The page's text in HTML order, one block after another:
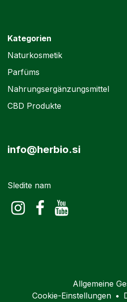
Kategorien
Naturkosmetik
Parfüms
Nahrungsergänzungsmittel
CBD Produkte
info@herbio.si
Sledite nam
Allgemeine
Cookie-Einstellungen •